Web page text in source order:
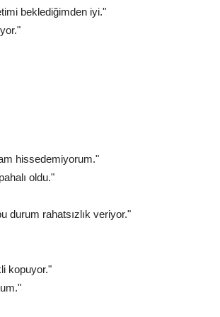
beklediğimden iyi."
hissedemiyorum."
oldu."
durum rahatsızlık veriyor."
kopuyor."